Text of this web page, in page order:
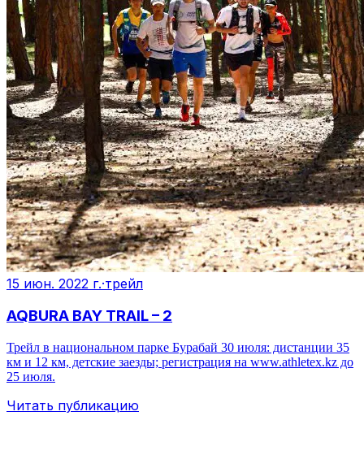
15 июн. 2022 г.·трейл
AQBURA BAY TRAIL – 2
Трейл в национальном парке Бурабай 30 июля: дистанции 35
км и 12 км, детские заезды; регистрация на www.athletex.kz до
25 июля.
Читать публикацию